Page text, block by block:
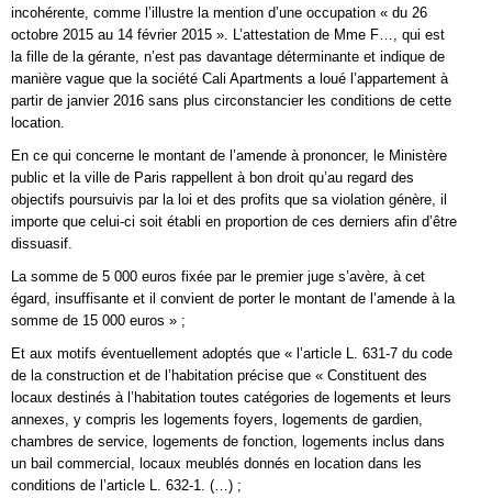
incohérente, comme l’illustre la mention d’une occupation « du 26
octobre 2015 au 14 février 2015 ». L’attestation de Mme F…, qui est
la fille de la gérante, n’est pas davantage déterminante et indique de
manière vague que la société Cali Apartments a loué l’appartement à
partir de janvier 2016 sans plus circonstancier les conditions de cette
location.
En ce qui concerne le montant de l’amende à prononcer, le Ministère
public et la ville de Paris rappellent à bon droit qu’au regard des
objectifs poursuivis par la loi et des profits que sa violation génère, il
importe que celui-ci soit établi en proportion de ces derniers afin d’être
dissuasif.
La somme de 5 000 euros fixée par le premier juge s’avère, à cet
égard, insuffisante et il convient de porter le montant de l’amende à la
somme de 15 000 euros » ;
Et aux motifs éventuellement adoptés que « l’article L. 631-7 du code
de la construction et de l’habitation précise que « Constituent des
locaux destinés à l’habitation toutes catégories de logements et leurs
annexes, y compris les logements foyers, logements de gardien,
chambres de service, logements de fonction, logements inclus dans
un bail commercial, locaux meublés donnés en location dans les
conditions de l’article L. 632-1. (…) ;